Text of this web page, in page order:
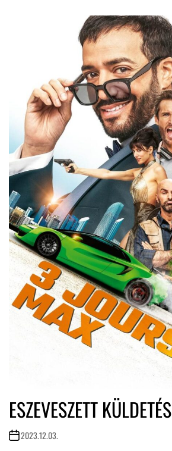
ESZEVESZETT KÜLDETÉS
2023.12.03.